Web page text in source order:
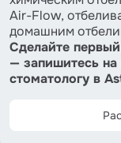
Air-Flow,
домашним
Сделайте
— запишитесь
стоматологу в